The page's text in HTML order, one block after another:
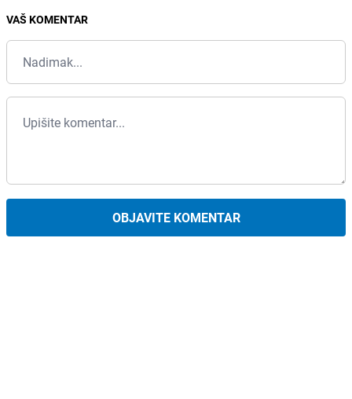
VAŠ KOMENTAR
OBJAVITE KOMENTAR